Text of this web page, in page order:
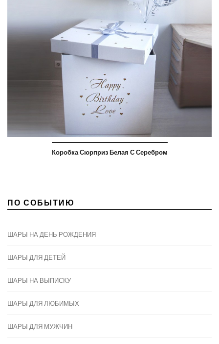
Коробка Сюрприз Белая С Серебром
ПО СОБЫТИЮ
ШАРЫ НА ДЕНЬ РОЖДЕНИЯ
ШАРЫ ДЛЯ ДЕТЕЙ
ШАРЫ НА ВЫПИСКУ
ШАРЫ ДЛЯ ЛЮБИМЫХ
ШАРЫ ДЛЯ МУЖЧИН